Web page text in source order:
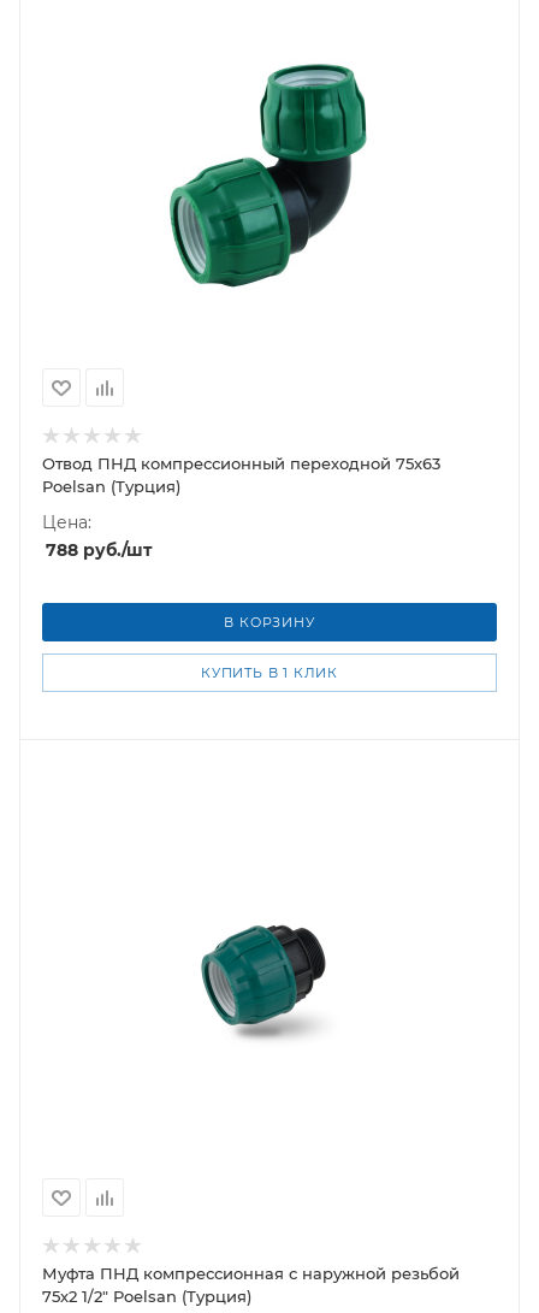
Отвод ПНД компрессионный переходной 75x63
Poelsan (Турция)
Цена:
788 руб./шт
В КОРЗИНУ
КУПИТЬ В 1 КЛИК
Муфта ПНД компрессионная с наружной резьбой
75х2 1/2" Poelsan (Турция)